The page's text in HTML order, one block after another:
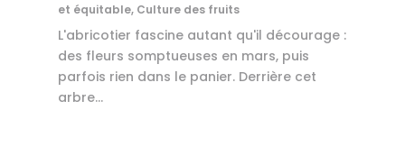
et équitable, Culture des fruits
L'abricotier fascine autant qu'il décourage :
des fleurs somptueuses en mars, puis
parfois rien dans le panier. Derrière cet
arbre...